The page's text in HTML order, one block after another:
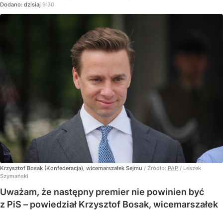
Dodano: dzisiaj 9:30
Krzysztof Bosak (Konfederacja), wicemarszałek Sejmu / Źródło: PAP / Leszek
Szymański
Uważam, że następny premier nie powinien być
z PiS – powiedział Krzysztof Bosak, wicemarszałek